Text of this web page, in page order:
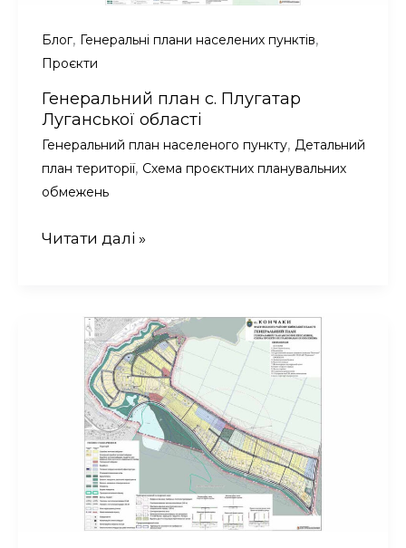
Блог, Генеральні плани населених пунктів,
Проєкти
Генеральний план с. Плугатар
Луганської області
Генеральний план населеного пункту, Детальний
план території, Схема проєктних планувальних
обмежень
Генеральний
Луганської
області
Читати далі »